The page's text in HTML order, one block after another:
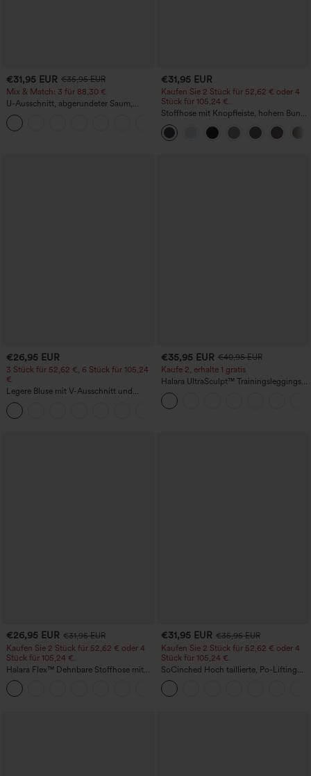
€31,95 EUR €35,95 EUR
Mix & Match: 3 für 88,30 €
U-Ausschnitt, abgerundeter Saum,
InstantCool Yoga-Trägertop – UPF50+
€31,95 EUR
Kaufen Sie 2 Stück für 52,62 € oder 4
Stück für 105,24 €.
Stoffhose mit Knopfleiste, hohem Bund,
mehreren Taschen und geradem Bein
€26,95 EUR
3 Stück für 52,62 €, 6 Stück für 105,24
€
Legere Bluse mit V-Ausschnitt und
kurzen Puffärmeln
€35,95 EUR €40,95 EUR
Kaufe 2, erhalte 1 gratis
Halara UltraSculpt™ Trainingsleggings
mit hohem Bund – raffende Push-up-
Po-Form, Bauchkontrolle, Taschen und
formende Passform
€26,95 EUR €31,95 EUR
Kaufen Sie 2 Stück für 52,62 € oder 4
Stück für 105,24 €.
Halara Flex™ Dehnbare Stoffhose mit
hohem Bund, Waffelmuster,
Seitentaschen und weitem Bein
€31,95 EUR €35,95 EUR
Kaufen Sie 2 Stück für 52,62 € oder 4
Stück für 105,24 €.
SoCinched Hoch taillierte, Po-Lifting
7/8-Trainingsleggings mit
Bauchkontrolle und Seitentaschen